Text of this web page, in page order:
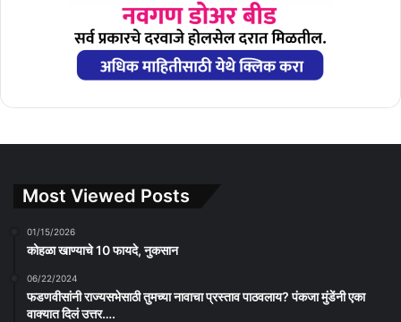
Most Viewed Posts
01/15/2026
कोहळा खाण्याचे 10 फायदे, नुकसान
06/22/2024
फडणवीसांनी राज्यसभेसाठी तुमच्या नावाचा प्रस्ताव पाठवलाय? पंकजा मुंडेंनी एका
वाक्यात दिलं उत्तर….